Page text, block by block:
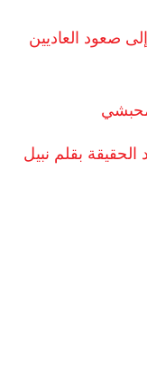
صعود العاديين
الحقيقة بقلم نبيل